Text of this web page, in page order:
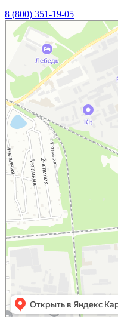
8 (800) 351-19-05